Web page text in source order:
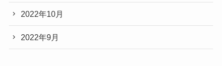
2022年10月
2022年9月